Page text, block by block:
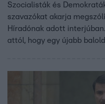
Szocialisták és
szavazókat akarja
Híradónak adott
attól, hogy egy újabb